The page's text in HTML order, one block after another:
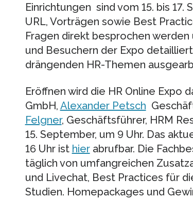
Einrichtungen sind vom 15. bis
URL, Vorträgen sowie Best
Fragen direkt besprochen
und Besuchern der Expo
drängenden HR-Themen
Eröffnen wird die HR Online Expo
GmbH, Alexander Petsch
Felgner, Geschäftsführer, HRM
15. September, um 9 Uhr. Das
16 Uhr ist hierabrufbar. Die
täglich von umfangreichen
und Livechat, Best Practices für
Studien. Homepackages und